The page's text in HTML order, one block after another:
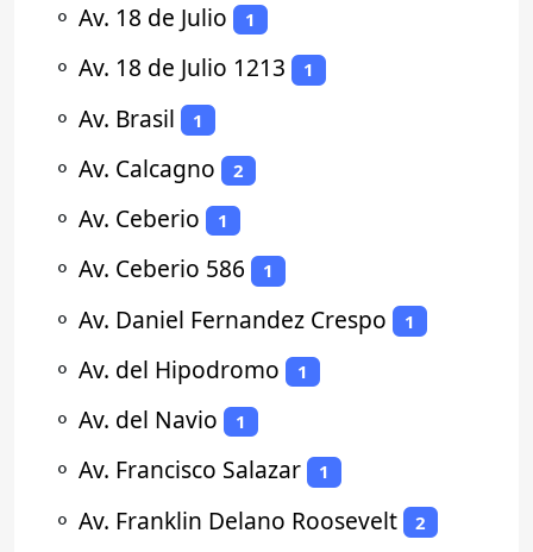
⚬ Av. 18 de Julio 1
⚬ Av. 18 de Julio 1213 1
⚬ Av. Brasil 1
⚬ Av. Calcagno 2
⚬ Av. Ceberio 1
⚬ Av. Ceberio 586 1
⚬ Av. Daniel Fernandez Crespo 1
⚬ Av. del Hipodromo 1
⚬ Av. del Navio 1
⚬ Av. Francisco Salazar 1
⚬ Av. Franklin Delano Roosevelt 2